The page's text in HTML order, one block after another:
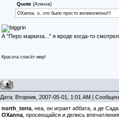
Quote(Алена)
OXanna, о, это было просто великолепно!!!
А "Перо маркиза..." я вроде когда-то
Красота спасёт мир!
Дата: Вторник, 2007-05-01, 1:01 AM |
north_terra , неа, он играет аббата, а де
OXanna , просвещайся и делись